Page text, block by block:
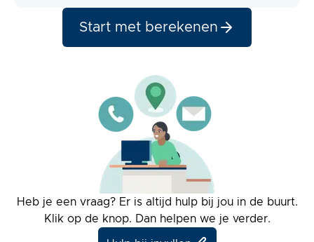
Start met berekenen
Heb je een vraag? Er is altijd hulp bij jou in de buurt.
Klik op de knop. Dan helpen we je verder.